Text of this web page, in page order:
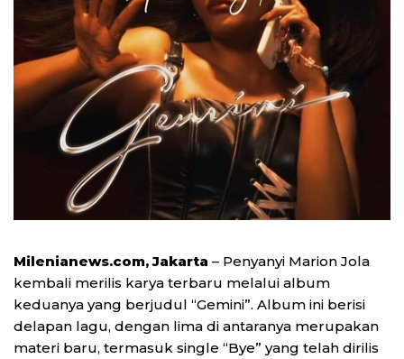
Milenianews.com, Jakarta – Penyanyi Marion Jola
kembali merilis karya terbaru melalui album
keduanya yang berjudul “Gemini”. Album ini berisi
delapan lagu, dengan lima di antaranya merupakan
materi baru, termasuk single “Bye” yang telah dirilis